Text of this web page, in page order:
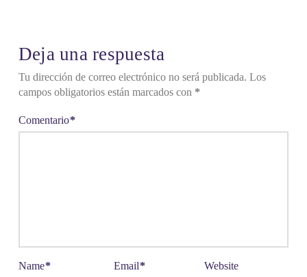
Deja una respuesta
Tu dirección de correo electrónico no será publicada. Los
campos obligatorios están marcados con *
Comentario*
Name* Email* Website